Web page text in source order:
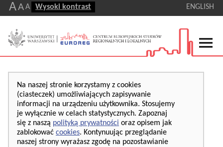
AA A Wysoki kontrast ENGLISH
Na naszej stronie korzystamy z cookies
(ciasteczek) umożliwiających zapisywanie
informacji na urządzeniu użytkownika. Stosujemy
je wyłącznie w celach statystycznych. Zapoznaj
się z naszą polityką prywatności oraz opisem jak
zablokować cookies. Kontynuując przeglądanie
naszej strony wyrażasz zgodę na pozostawianie